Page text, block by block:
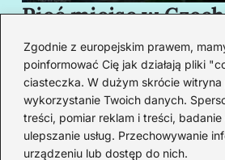
Zgodnie z europejskim prawem,
poinformować Cię jak działają pliki
ciasteczka. W dużym skrócie witryna
wykorzystanie Twoich danych.
treści, pomiar reklam i treści,
ulepszanie usług. Przechowywanie
urządzeniu lub dostęp do nich.
Pięć miejsc w
granicy, które cię
swoim urokiem
Redakcja
Od lat podróżuję, by poznawać świat